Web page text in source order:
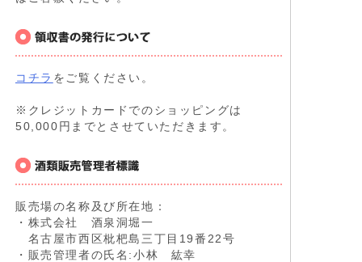
コチラ をご覧ください。
※クレジットカードでのショッピングは
50,000円までとさせていただきます。
販売場の名称及び所在地：
・株式会社 酒泉洞堀一
名古屋市西区枇杷島三丁目19番22号
・販売管理者の氏名:小林 紘幸